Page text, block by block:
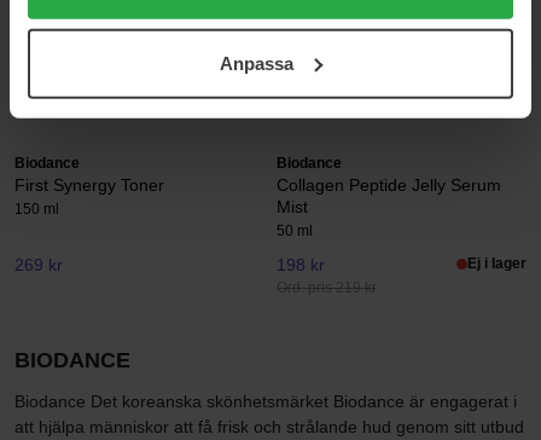
användningen av cookies. Du kan när som helst återkalla
samt vår Integritetspolicy.Anpassa
Sea Kelp Gel Toner Pads Micro Dual Serum Toner
150 ml
Biodance
First Synergy Toner
150 ml
269 kr
Biodance
Collagen Peptide Jelly Serum
Mist
50 ml
198 kr
Ord. pris 219 kr
Ej i lager
BIODANCE
Biodance Det koreanska skönhetsmärket Biodance är engagerat i
att hjälpa människor att få frisk och strålande hud genom sitt utbud